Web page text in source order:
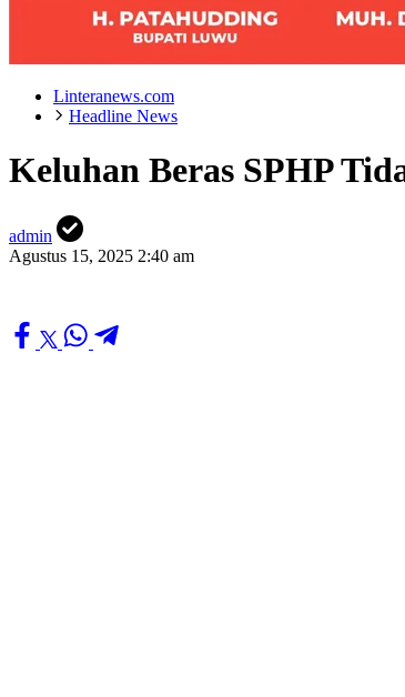
Linteranews.com
Headline News
Keluhan Beras SPHP
admin
Agustus 15, 2025 2:40 am